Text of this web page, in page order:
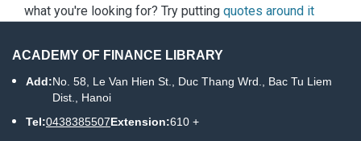
what you're looking for? Try putting quotes around it
ACADEMY OF FINANCE LIBRARY
Add:No. 58, Le Van Hien St., Duc Thang Wrd., Bac Tu Liem
Dist., Hanoi
Tel:0438385507Extension:610 +